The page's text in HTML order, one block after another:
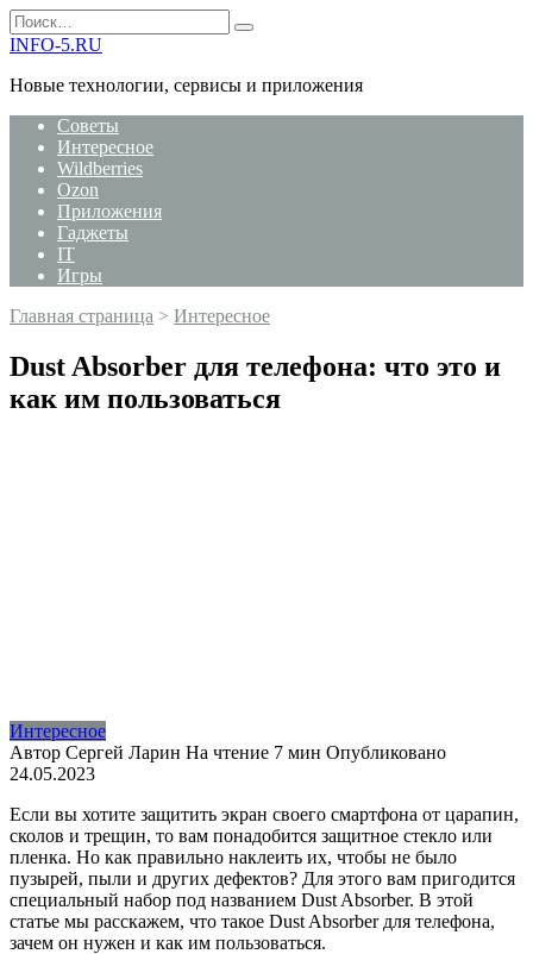
Перейти
к
Search
for:
INFO-5.RU
Новые технологии, сервисы и приложения
Советы
Интересное
Wildberries
Ozon
Приложения
Гаджеты
IT
Игры
Главная страница > Интересное
Dust Absorber для телефона: что это и
как им пользоваться
Интересное
Автор Сергей Ларин На чтение 7 мин Опубликовано
24.05.2023
Если вы хотите защитить экран своего смартфона от царапин,
сколов и трещин, то вам понадобится защитное стекло или
пленка. Но как правильно наклеить их, чтобы не было
пузырей, пыли и других дефектов? Для этого вам пригодится
специальный набор под названием Dust Absorber. В этой
статье мы расскажем, что такое Dust Absorber для телефона,
зачем он нужен и как им пользоваться.